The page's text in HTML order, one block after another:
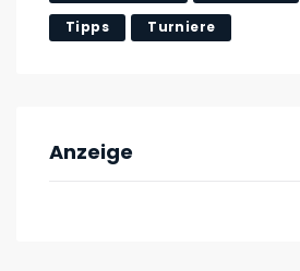
Tipps Turniere
Anzeige